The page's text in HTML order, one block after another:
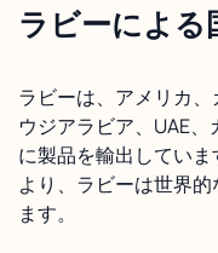
ラビーによる
ラビーは、アメリカ
ウジアラビア、UAE
に製品を輸出してい
より、ラビーは世界
ます。